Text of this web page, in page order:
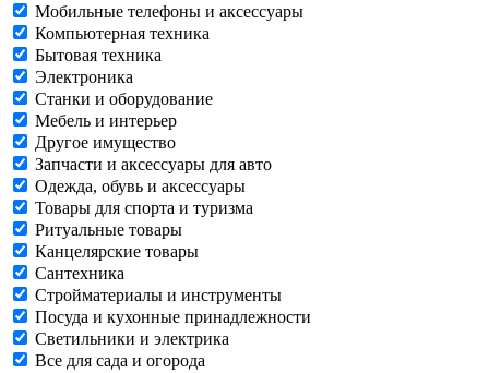
Мобильные телефоны и аксессуары
Компьютерная техника
Бытовая техника
Электроника
Станки и оборудование
Мебель и интерьер
Другое имущество
Запчасти и аксессуары для авто
Одежда, обувь и аксессуары
Товары для спорта и туризма
Ритуальные товары
Канцелярские товары
Сантехника
Стройматериалы и инструменты
Посуда и кухонные принадлежности
Светильники и электрика
Все для сада и огорода